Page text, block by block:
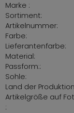
Marke :
Sortiment:
Artikelnummer:
Farbe:
Lieferantenfarbe:
Material:
Passform::
Sohle:
Land der
Artikelgröße auf
: